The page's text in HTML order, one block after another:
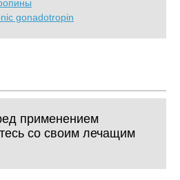
gonadotropin
применением
со своим лечащим